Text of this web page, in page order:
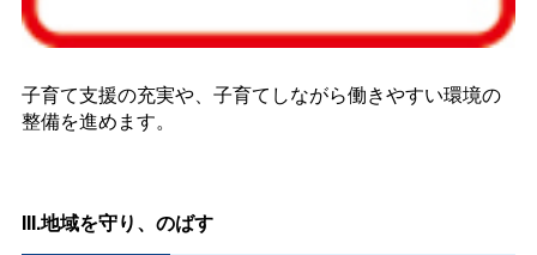
子育て支援の充実や、子育てしながら働きやすい環境の
整備を進めます。
III.地域を守り、のばす